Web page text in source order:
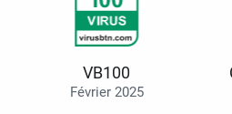
VB100
Février 2025